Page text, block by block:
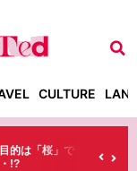
CULTURE
的は「桜」で
!?